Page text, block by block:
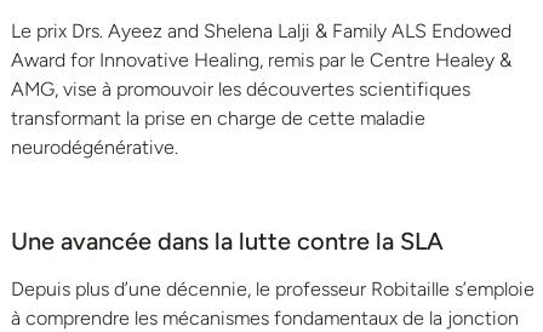
Le prix Drs. Ayeez and Shelena Lalji & Family ALS Endowed
Award for Innovative Healing, remis par le Centre Healey &
AMG, vise à promouvoir les découvertes scientifiques
transformant la prise en charge de cette maladie
neurodégénérative.
Une avancée dans la lutte contre la SLA
Depuis plus d’une décennie, le professeur Robitaille s’emploie
à comprendre les mécanismes fondamentaux de la jonction